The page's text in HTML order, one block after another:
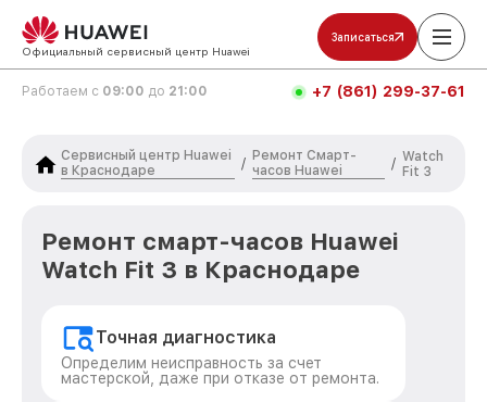
Официальный сервисный центр Huawei
Записаться
Работаем с 09:00 до 21:00 +7 (861) 299-37-61
Сервисный центр Huawei
в Краснодаре
/
Ремонт Смарт-
часов Huawei
/ Watch
Fit 3
Ремонт смарт-часов Huawei
Watch Fit 3 в Краснодаре
Точная диагностика
Определим неисправность за счет
мастерской, даже при отказе от ремонта.